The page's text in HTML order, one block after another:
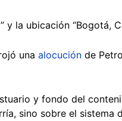
la ubicación “Bogotá,
una alocución de
y fondo del
sino sobre el sistema